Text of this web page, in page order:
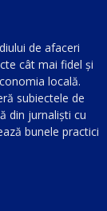
de afaceri
cât mai fidel și
locală.
subiectele de
din jurnaliști cu
bunele practici